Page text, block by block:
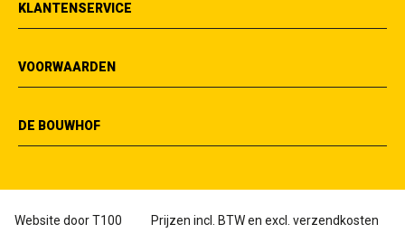
KLANTENSERVICE
VOORWAARDEN
DE BOUWHOF
Website doorT100 Prijzen incl. BTW en excl. verzendkosten